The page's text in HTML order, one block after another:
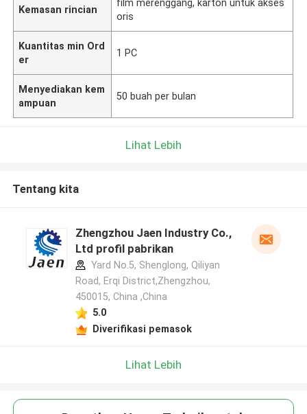
Kemasan rincian
film merenggang, karton untuk akses
oris
Kuantitas min Ord
er
1 PC
Menyediakan kem
ampuan
50 buah per bulan
Lihat Lebih
Tentang kita
Zhengzhou Jaen Industry Co.,
Ltd profil pabrikan
Yard No.5, Shenglong, Qiliyan
Road, Erqi District,Zhengzhou,
450015, China ,China
5.0
Diverifikasi pemasok
Lihat Lebih